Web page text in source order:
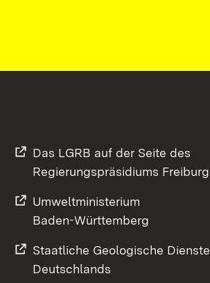
Das LGRB auf der Seite des
Regierungspräsidiums Freiburg
Umweltministerium
Baden-Württemberg
Staatliche Geologische Dienste
Deutschlands